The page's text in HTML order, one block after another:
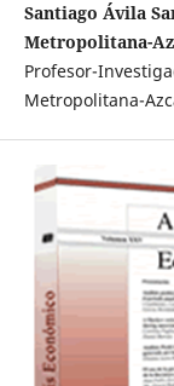
Santiago Ávila
Metropolitana-
Profesor-
Metropolitana-